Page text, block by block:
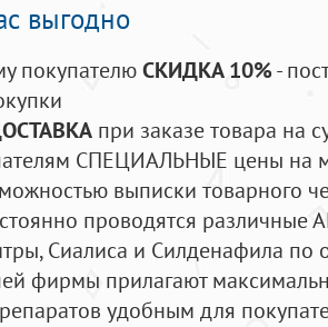
выгодно
покупателюСКИДКА 10%-
при заказе товара на
СПЕЦИАЛЬНЫЕ цены на
выписки товарного
проводятся
Сиалиса и Силденафила по
фирмы прилагают
удобным для